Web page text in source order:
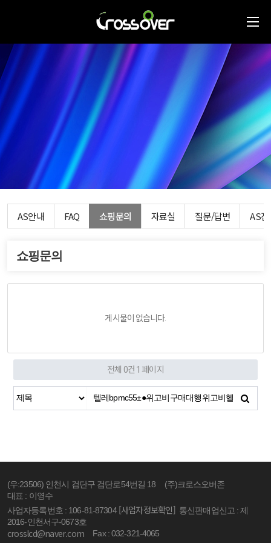
AS안내 FAQ 쇼핑문의 자료실 질문/답변 AS진
쇼핑문의
게시물이 없습니다.
전체 0건 1 페이지
(우:23506) 인천시 검단구 검단로54번길 18
(주)크로스오버존
대표 : 이영수
사업자등록번호 : 106-81-87304[사업자정보확인] 통신판매업신고 : 제
2016-인천서구-0673호
crosslcd@naver.com Fax : 032-321-4065